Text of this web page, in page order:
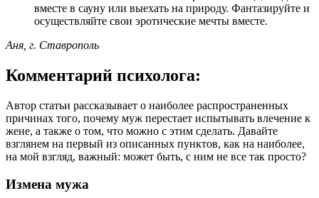
вместе в сауну или выехать на природу. Фантазируйте и
осуществляйте свои эротические мечты вместе.
Аня, г. Ставрополь
Комментарий психолога:
Автор статьи рассказывает о наиболее распространенных
причинах того, почему муж перестает испытывать влечение к
жене, а также о том, что можно с этим сделать. Давайте
взглянем на первый из описанных пунктов, как на наиболее,
на мой взгляд, важный: может быть, с ним не все так просто?
Измена мужа